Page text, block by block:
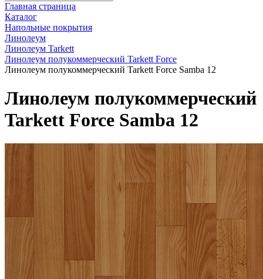
Главная страница
Каталог
Напольные покрытия
Линолеум
Линолеум Tarkett
Линолеум полукоммерческий Tarkett Force
Линолеум полукоммерческий Tarkett Force Samba 12
Линолеум полукоммерческий
Tarkett Force Samba 12